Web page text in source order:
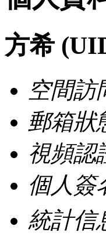
方希
空間訪
郵箱狀
視頻認
個人簽
統計信